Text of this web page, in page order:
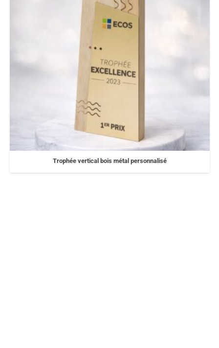
Trophée vertical bois métal personnalisé